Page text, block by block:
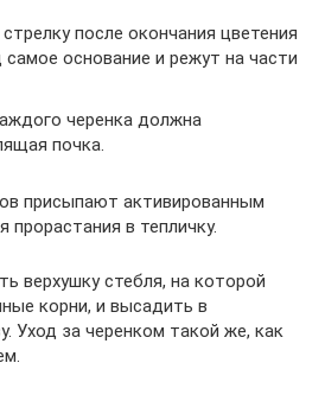
после окончания цветения
основание и режут на части
черенка должна
почка.
присыпают активированным
в тепличку.
верхушку стебля, на которой
корни, и высадить в
Уход за черенком такой же, как